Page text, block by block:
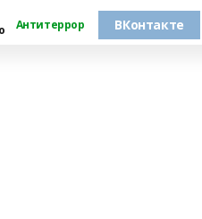
Антитеррор ВКонтакте